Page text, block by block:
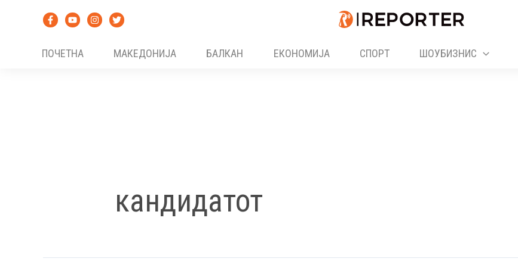
ПОЧЕТНА
МАКЕДОНИЈА БАЛКАН ЕКОНОМИЈА СПОРТ ШОУБИЗНИС
кандидатот